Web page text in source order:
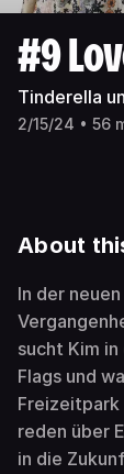
#9
Tinderella
2/15/24 • 56
About
In der
sucht Kim
Flags und
Freizeitpark
reden über
in die